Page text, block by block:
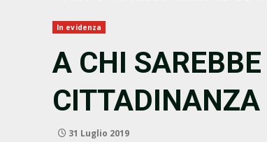
In evidenza
A CHI
31 Luglio 2019